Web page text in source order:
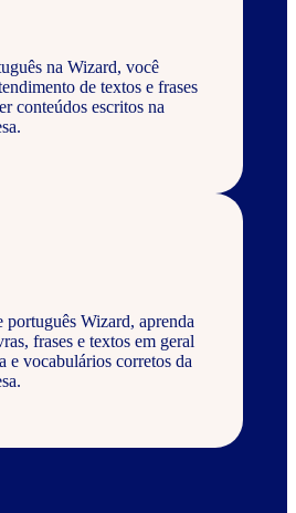
na Wizard, você
de textos e frases
conteúdos escritos na
português Wizard, aprenda
frases e textos em geral
e vocabulários corretos da